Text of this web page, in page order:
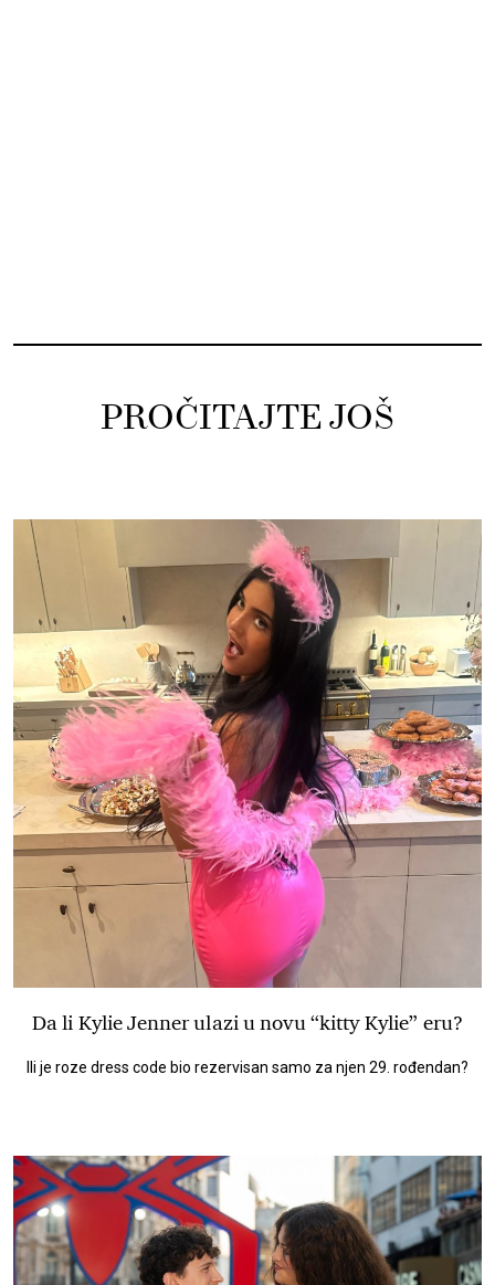
PROČITAJTE JOŠ
Da li Kylie Jenner ulazi u novu “kitty Kylie” eru?
Ili je roze dress code bio rezervisan samo za njen 29. rođendan?